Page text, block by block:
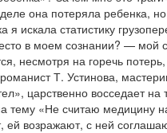
она потеряла ребенка,
я искала статистику
в моем сознании? — мой
несмотря на горечь
Т. Устинова,
царственно восседает
тему «Не считаю медицину
возражают, с ней